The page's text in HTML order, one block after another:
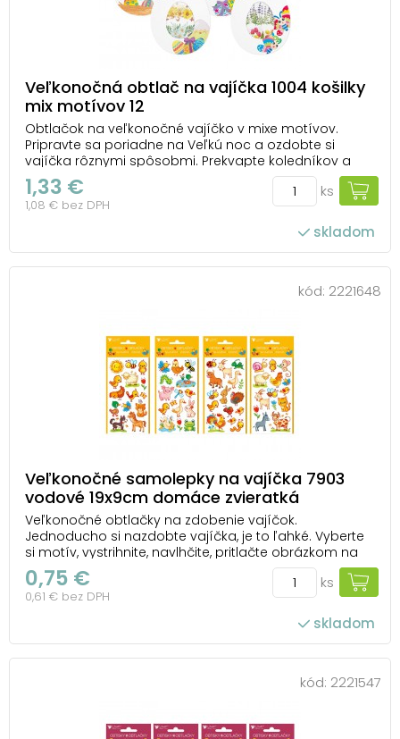
Veľkonočná obtlač na vajíčka 1004 košilky
mix motívov 12
Obtlačok na veľkonočné vajíčko v mixe motívov.
Pripravte sa poriadne na Veľkú noc a ozdobte si
vajíčka rôznymi spôsobmi. Prekvapte koledníkov a
darujte im netradične zdobené vajíčka. BALENIE
OBSAHUJE: - 12 zmršťovacích košieľok NÁVOD: 1. Na
studené uvarené vajíčko položte košieľku. 2....
1,33 €
1,08 € bez DPH
ks
skladom
kód: 2221648
Veľkonočné samolepky na vajíčka 7903
vodové 19x9cm domáce zvieratká
Veľkonočné obtlačky na zdobenie vajíčok.
Jednoducho si nazdobte vajíčka, je to ľahké. Vyberte
si motív, vystrihnite, navlhčite, pritlačte obrázkom na
vajíčko, opatrne zložte podkladový papier a nechajte
zaschnúť. Motív: mix motívov Uvedená cena je za 1
aršík.
0,75 €
0,61 € bez DPH
ks
skladom
kód: 2221547